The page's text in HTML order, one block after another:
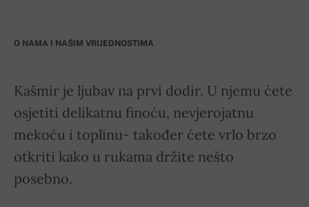
O NAMA I NAŠIM VRIJEDNOSTIMA
Kašmir je ljubav na prvi dodir. U njemu ćete
osjetiti delikatnu finoću, nevjerojatnu
mekoću i toplinu- također ćete vrlo brzo
otkriti kako u rukama držite nešto
posebno.